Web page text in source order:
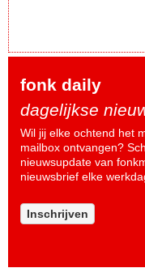
fonk daily
dagelijkse
Wil jij elke ochtend het
mailbox ontvangen?
nieuwsupdate van
nieuwsbrief elke
Inschrijven